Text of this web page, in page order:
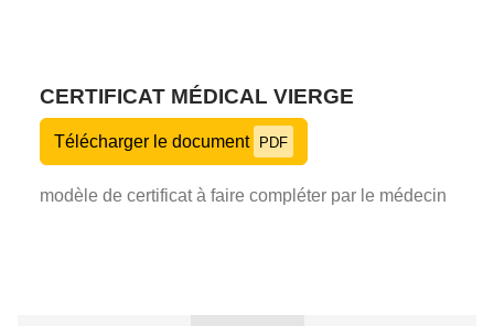
CERTIFICAT MÉDICAL VIERGE
Télécharger le document PDF
modèle de certificat à faire compléter par le médecin